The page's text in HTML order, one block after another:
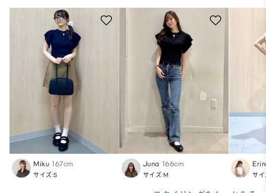
Miku 167cm
サイズ:S
Juna 166cm
サイズ:M サ